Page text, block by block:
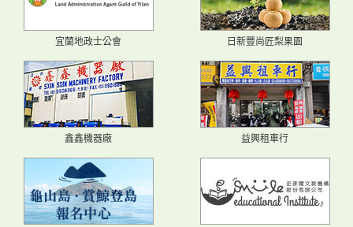
宜蘭地政士公會 日新豐尚匠梨果園
鑫鑫機器廠 益興租車行